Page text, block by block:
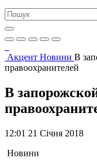
Акцент Новини В
правоохранителей
В
12:01 21 Січня 2018
Новини